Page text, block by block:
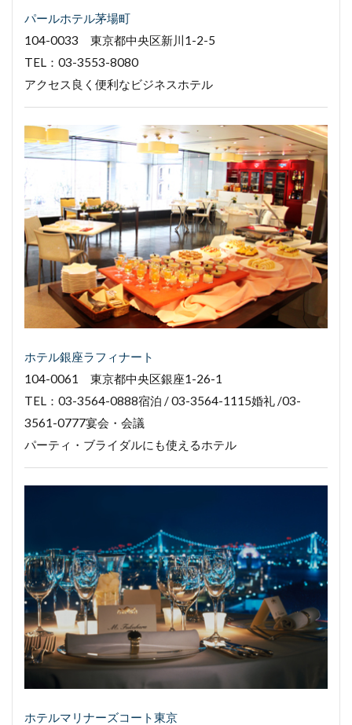
パールホテル茅場町
104-0033 東京都中央区新川1-2-5
TEL：03-3553-8080
アクセス良く便利なビジネスホテル
ホテル銀座ラフィナート
104-0061 東京都中央区銀座1-26-1
TEL：03-3564-0888宿泊 / 03-3564-1115婚礼 /03-
3561-0777宴会・会議
パーティ・ブライダルにも使えるホテル
ホテルマリナーズコート東京